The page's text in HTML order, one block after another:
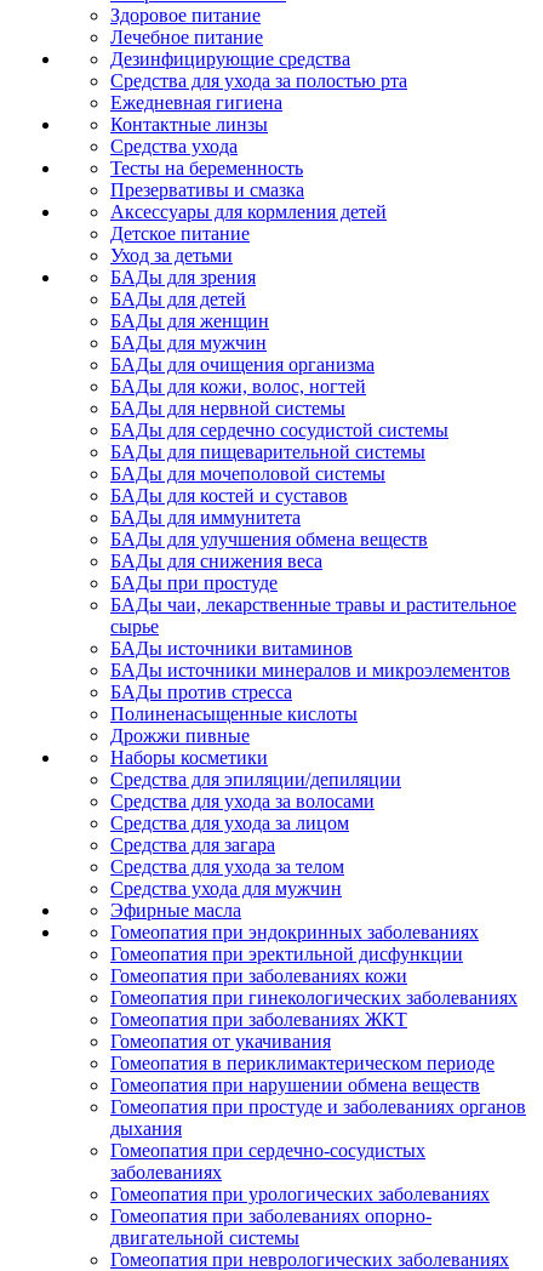
Здоровое питание
Лечебное питание
Дезинфицирующие средства
Средства для ухода за полостью рта
Ежедневная гигиена
Контактные линзы
Средства ухода
Тесты на беременность
Презервативы и смазка
Аксессуары для кормления детей
Детское питание
Уход за детьми
БАДы для зрения
БАДы для детей
БАДы для женщин
БАДы для мужчин
БАДы для очищения организма
БАДы для кожи, волос, ногтей
БАДы для нервной системы
БАДы для сердечно сосудистой системы
БАДы для пищеварительной системы
БАДы для мочеполовой системы
БАДы для костей и суставов
БАДы для иммунитета
БАДы для улучшения обмена веществ
БАДы для снижения веса
БАДы при простуде
БАДы чаи, лекарственные травы и растительное
сырье
БАДы источники витаминов
БАДы источники минералов и микроэлементов
БАДы против стресса
Полиненасыщенные кислоты
Дрожжи пивные
Наборы косметики
Средства для эпиляции/депиляции
Средства для ухода за волосами
Средства для ухода за лицом
Средства для загара
Средства для ухода за телом
Средства ухода для мужчин
Эфирные масла
Гомеопатия при эндокринных заболеваниях
Гомеопатия при эректильной дисфункции
Гомеопатия при заболеваниях кожи
Гомеопатия при гинекологических заболеваниях
Гомеопатия при заболеваниях ЖКТ
Гомеопатия от укачивания
Гомеопатия в периклимактерическом периоде
Гомеопатия при нарушении обмена веществ
Гомеопатия при простуде и заболеваниях органов
дыхания
Гомеопатия при сердечно-сосудистых
заболеваниях
Гомеопатия при урологических заболеваниях
Гомеопатия при заболеваниях опорно-
двигательной системы
Гомеопатия при неврологических заболеваниях